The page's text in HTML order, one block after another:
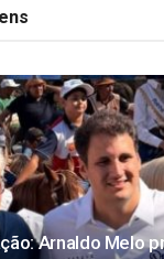
Arnaldo Melo